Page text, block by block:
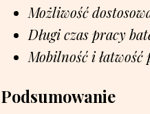
Możliwość
Długi czas pracy
Mobilność i
Podsumowanie